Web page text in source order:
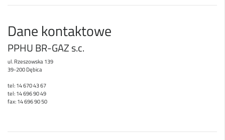
Dane kontaktowe
PPHU BR-GAZ s.c.
ul. Rzeszowska 139
39-200 Dębica
tel: 14 670 43 67
tel: 14 696 90 49
fax: 14 696 90 50